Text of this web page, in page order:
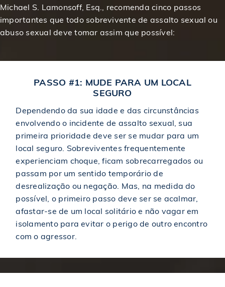
Michael S. Lamonsoff, Esq., recomenda cinco passos
importantes que todo sobrevivente de assalto sexual ou
abuso sexual deve tomar assim que possível:
PASSO #1: MUDE PARA UM LOCAL
SEGURO
Dependendo da sua idade e das circunstâncias
envolvendo o incidente de assalto sexual, sua
primeira prioridade deve ser se mudar para um
local seguro. Sobreviventes frequentemente
experienciam choque, ficam sobrecarregados ou
passam por um sentido temporário de
desrealização ou negação. Mas, na medida do
possível, o primeiro passo deve ser se acalmar,
afastar-se de um local solitário e não vagar em
isolamento para evitar o perigo de outro encontro
com o agressor.